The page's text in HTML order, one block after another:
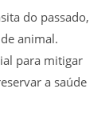
do passado,
animal.
para mitigar
a saúde